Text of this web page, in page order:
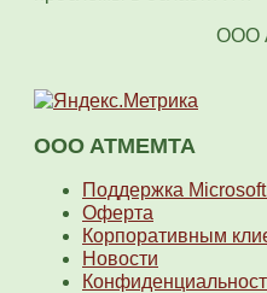
OOO ATMEMTA
Поддержка
Оферта
Корпоративным
Новости